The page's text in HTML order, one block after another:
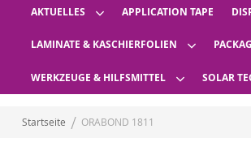
AKTUELLES APPLICATION TAPE
LAMINATE & KASCHIERFOLIEN
WERKZEUGE & HILFSMITTEL SOLAR
Startseite ORABOND 1811